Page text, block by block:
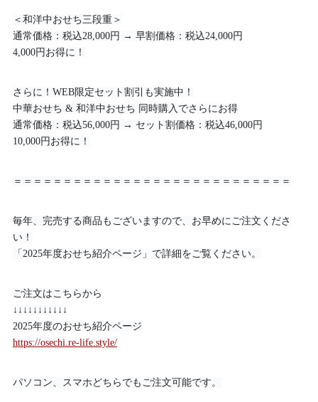
＜和洋中おせち三段重＞
通常価格：税込28,000円 → 早割価格：税込24,000円
4,000円お得に！
さらに！WEB限定セット割引も実施中！
中華おせち & 和洋中おせち 同時購入でさらにお得
通常価格：税込56,000円 → セット割価格：税込46,000円
10,000円お得に！
＝＝＝＝＝＝＝＝＝＝＝＝＝＝＝＝＝＝＝＝＝＝＝＝＝＝＝＝
毎年、完売する商品もございますので、お早めにご注文くださ
い！
「2025年度おせち紹介ページ」で詳細をご覧ください。
ご注文はこちらから
↓↓↓↓↓↓↓↓↓↓↓
2025年度のおせち紹介ページ
https://osechi.re-life.style/
パソコン、スマホどちらでもご注文可能です。